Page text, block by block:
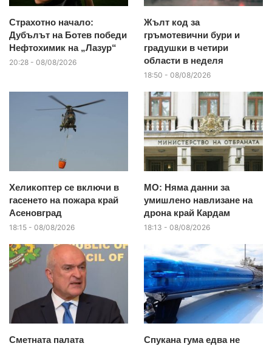
Страхотно начало:
Дубълът на Ботев победи
Нефтохимик на „Лазур“
20:28 - 08/08/2026
Жълт код за
гръмотевични бури и
градушки в четири
области в неделя
18:50 - 08/08/2026
Хеликоптер се включи в
гасенето на пожара край
Асеновград
18:15 - 08/08/2026
МО: Няма данни за
умишлено навлизане на
дрона край Кардам
18:13 - 08/08/2026
Сметната палата
Спукана гума едва не